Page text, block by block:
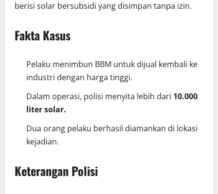
berisi solar bersubsidi yang disimpan tanpa izin.
Fakta Kasus
Pelaku menimbun BBM untuk dijual kembali ke
industri dengan harga tinggi.
Dalam operasi, polisi menyita lebih dari 10.000
liter solar.
Dua orang pelaku berhasil diamankan di lokasi
kejadian.
Keterangan Polisi